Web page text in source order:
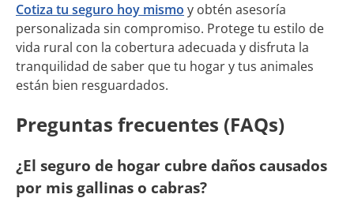
Cotiza tu seguro hoy mismo y obtén asesoría
personalizada sin compromiso. Protege tu estilo de
vida rural con la cobertura adecuada y disfruta la
tranquilidad de saber que tu hogar y tus animales
están bien resguardados.
Preguntas frecuentes (FAQs)
¿El seguro de hogar cubre daños causados
por mis gallinas o cabras?